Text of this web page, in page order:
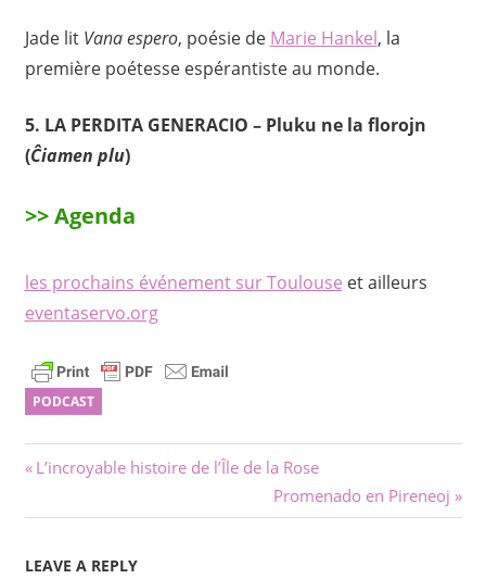
Jade lit Vana espero, poésie de Marie Hankel, la
première poétesse espérantiste au monde.
5. LA PERDITA GENERACIO – Pluku ne la florojn
(Ĉiamen plu)
>> Agenda
les prochains événement sur Toulouse et ailleurs
eventaservo.org
PODCAST
Navigation
de
l’article
Previous
L’incroyable histoire de l’Île de la Rose
Next
Post:
Promenado en Pireneoj
LEAVE A REPLY